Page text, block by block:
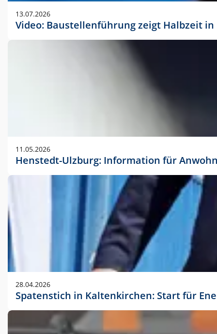
13.07.2026
Video: Baustellenführung zeigt Halbzeit
11.05.2026
Henstedt-Ulzburg: Information für
28.04.2026
Spatenstich in Kaltenkirchen: Start für